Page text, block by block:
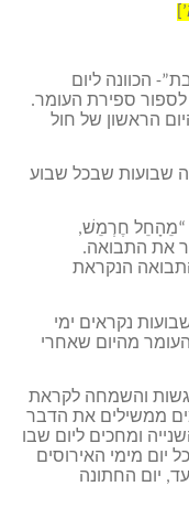
הכוונה ליום
ספירת העומר.
הראשון של חול
שבועות שבכל שבוע
“מֵהָחֵל חֶרְמֵשׁ,
את התבואה.
הנקראת
נקראים ימי
מהיום שאחרי
והשמחה לקראת
ממשילים את הדבר
ומחכים ליום שבו
יום מימי האירוסים
יום החתונה